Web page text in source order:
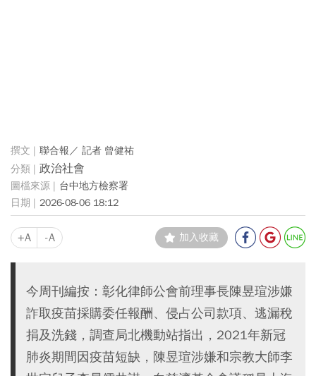
聯合報／ 記者 曾健祐
政治社會
台中地方檢察署
2026-08-06 18:12
+A -A 加入收藏
今周刊編按：彰化律師公會前理事長陳昱瑄涉嫌
詐取疫苗採購委任報酬、侵占公司款項、逃漏稅
捐及洗錢，調查局北機動站指出，2021年新冠
肺炎期間因疫苗短缺，陳昱瑄涉嫌和宗教大師李